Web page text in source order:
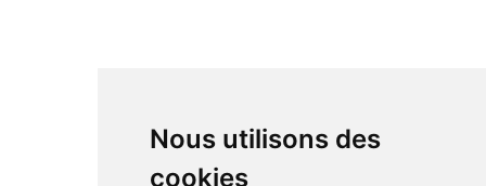
Nous utilisons des
cookies